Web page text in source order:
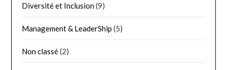
Diversité et Inclusion(9)
Management & LeaderShip (5)
Non classé(2)